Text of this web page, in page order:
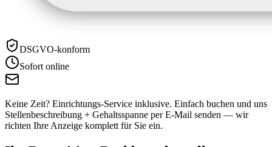
DSGVO-konform
Sofort online
Keine Zeit? Einrichtungs-Service inklusive. Einfach buchen und uns
Stellenbeschreibung + Gehaltsspanne per E-Mail senden — wir
richten Ihre Anzeige komplett für Sie ein.